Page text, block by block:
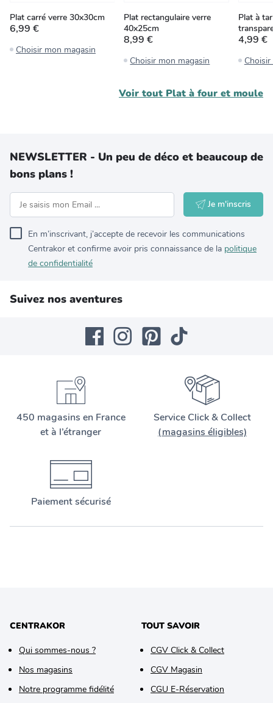
Plat carré verre 30x30cm
6,99 €
Choisir mon magasin
Plat rectangulaire verre
40x25cm
8,99 €
Choisir mon magasin
Plat à
4,99 €
Voir tout Plat à four et moule
NEWSLETTER - Un peu de déco et beaucoup de
bons plans !
Je m'inscris
En m’inscrivant, j’accepte de recevoir les communications
Centrakor et confirme avoir pris connaissance de la politique
de confidentialité
Suivez nos aventures
450 magasins en France
et à l’étranger
Service Click & Collect
(magasins éligibles)
Paiement sécurisé
CENTRAKOR
Qui sommes-nous ?
Nos magasins
Notre programme fidélité
TOUT SAVOIR
CGV Click & Collect
CGV Magasin
CGU E-Réservation